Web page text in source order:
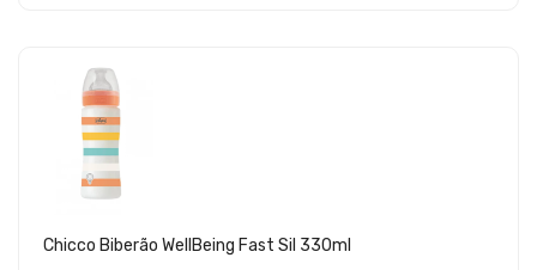
Chicco Biberão WellBeing Fast Sil 330ml